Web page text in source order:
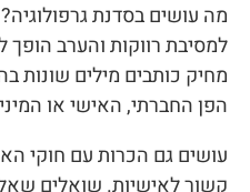
מה עושים בסדנת
למסיבת רווקות והערב הופך
מחיק כותבים מילים שונות
הפן החברתי, האישי או
עושים גם הכרות עם חוקי
קשור לאישיות. שואלים